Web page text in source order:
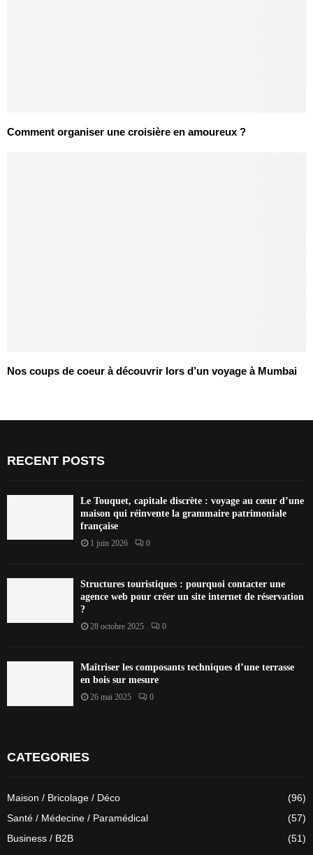
Comment organiser une croisière en amoureux ?
Nos coups de coeur à découvrir lors d’un voyage à Mumbai
RECENT POSTS
Le Touquet, capitale discrète : voyage au cœur d’une
maison qui réinvente la grammaire patrimoniale
française
1 juin 2026 0
Structures touristiques : pourquoi contacter une
agence web pour créer un site internet de réservation
?
28 octobre 2025 0
Maîtriser les composants techniques d’une terrasse
en bois sur mesure
26 mai 2025 0
CATEGORIES
Maison / Bricolage / Déco
(96)
Santé / Médecine / Paramédical
(57)
Business / B2B
(51)